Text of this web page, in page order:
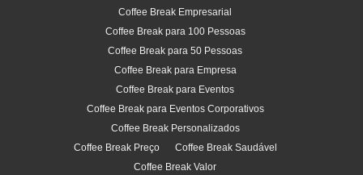
Coffee Break Empresarial
Coffee Break para 100 Pessoas
Coffee Break para 50 Pessoas
Coffee Break para Empresa
Coffee Break para Eventos
Coffee Break para Eventos Corporativos
Coffee Break Personalizados
Coffee Break Preço
Coffee Break Saudável
Coffee Break Valor